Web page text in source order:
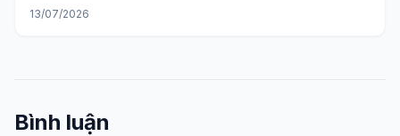
13/07/2026
Bình luận